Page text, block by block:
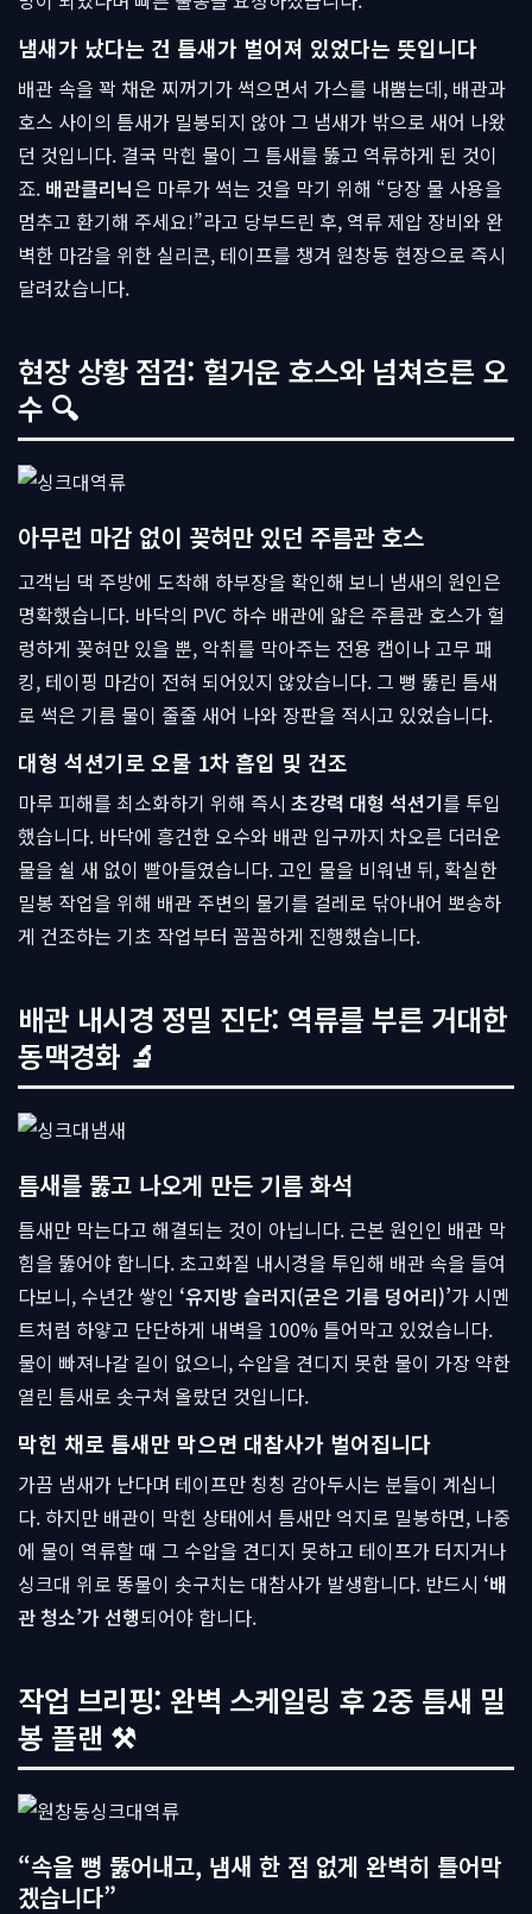
냄새가 났다는 건 틈새가 벌어져 있었다는 뜻입니다
배관 속을 꽉 채운 찌꺼기가 썩으면서 가스를 내뿜는데, 배관과
호스 사이의 틈새가 밀봉되지 않아 그 냄새가 밖으로 새어 나왔
던 것입니다. 결국 막힌 물이 그 틈새를 뚫고 역류하게 된 것이
죠. 배관클리닉은 마루가 썩는 것을 막기 위해 “당장 물 사용을
멈추고 환기해 주세요!”라고 당부드린 후, 역류 제압 장비와 완
벽한 마감을 위한 실리콘, 테이프를 챙겨 원창동 현장으로 즉시
달려갔습니다.
현장 상황 점검: 헐거운 호스와 넘쳐흐른 오
수 🔍
아무런 마감 없이 꽂혀만 있던 주름관 호스
고객님 댁 주방에 도착해 하부장을 확인해 보니 냄새의 원인은
명확했습니다. 바닥의 PVC 하수 배관에 얇은 주름관 호스가 헐
렁하게 꽂혀만 있을 뿐, 악취를 막아주는 전용 캡이나 고무 패
킹, 테이핑 마감이 전혀 되어있지 않았습니다. 그 뻥 뚫린 틈새
로 썩은 기름 물이 줄줄 새어 나와 장판을 적시고 있었습니다.
대형 석션기로 오물 1차 흡입 및 건조
마루 피해를 최소화하기 위해 즉시 초강력 대형 석션기를 투입
했습니다. 바닥에 흥건한 오수와 배관 입구까지 차오른 더러운
물을 쉴 새 없이 빨아들였습니다. 고인 물을 비워낸 뒤, 확실한
밀봉 작업을 위해 배관 주변의 물기를 걸레로 닦아내어 뽀송하
게 건조하는 기초 작업부터 꼼꼼하게 진행했습니다.
배관 내시경 정밀 진단: 역류를 부른 거대한
동맥경화 🔬
틈새를 뚫고 나오게 만든 기름 화석
틈새만 막는다고 해결되는 것이 아닙니다. 근본 원인인 배관 막
힘을 뚫어야 합니다. 초고화질 내시경을 투입해 배관 속을 들여
다보니, 수년간 쌓인 ‘유지방 슬러지(굳은 기름 덩어리)’가 시멘
트처럼 하얗고 단단하게 내벽을 100% 틀어막고 있었습니다.
물이 빠져나갈 길이 없으니, 수압을 견디지 못한 물이 가장 약한
열린 틈새로 솟구쳐 올랐던 것입니다.
막힌 채로 틈새만 막으면 대참사가 벌어집니다
가끔 냄새가 난다며 테이프만 칭칭 감아두시는 분들이 계십니
다. 하지만 배관이 막힌 상태에서 틈새만 억지로 밀봉하면, 나중
에 물이 역류할 때 그 수압을 견디지 못하고 테이프가 터지거나
싱크대 위로 똥물이 솟구치는 대참사가 발생합니다. 반드시 ‘배
관 청소’가 선행되어야 합니다.
작업 브리핑: 완벽 스케일링 후 2중 틈새 밀
봉 플랜 ⚒
“속을 뻥 뚫어내고, 냄새 한 점 없게 완벽히 틀어막
겠습니다”